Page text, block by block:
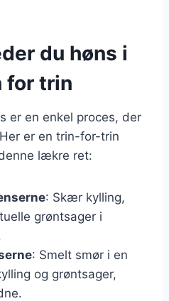
du høns i
for trin
er en enkel proces, der
er en trin-for-trin
lækre ret:
: Skær kylling,
grøntsager i
: Smelt smør i en
og grøntsager,